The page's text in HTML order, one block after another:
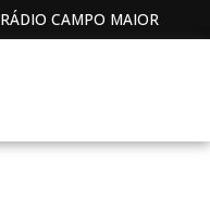
RÁDIO CAMPO MAIOR